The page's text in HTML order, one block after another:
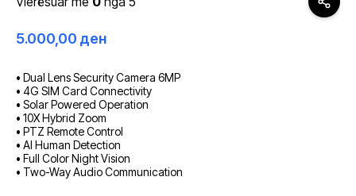
5.000,00 ден
• Dual Lens Security Camera 6MP
• 4G SIM Card Connectivity
• Solar Powered Operation
• 10X Hybrid Zoom
• PTZ Remote Control
• AI Human Detection
• Full Color Night Vision
• Two-Way Audio Communication